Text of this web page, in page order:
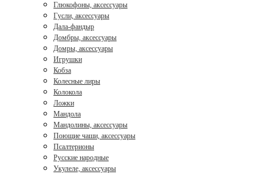
Глюкофоны, аксессуары
Гусли, аксессуары
Дала-фандыр
Домбры, аксессуары
Домры, аксессуары
Игрушки
Кобза
Колесные лиры
Колокола
Ложки
Мандола
Мандолины, аксессуары
Поющие чаши, аксессуары
Псалтерионы
Русские народные
Укулеле, аксессуары